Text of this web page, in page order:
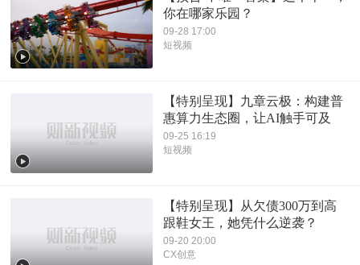
你在哪家乐园？
09-28 17:00
短视频
【特别呈现】九章云极：构建普
惠算力生态圈，让AI触手可及
09-25 16:19
短视频
【特别呈现】从欠债300万到高
跟鞋女王，她凭什么逆袭？
09-20 20:00
CX创意